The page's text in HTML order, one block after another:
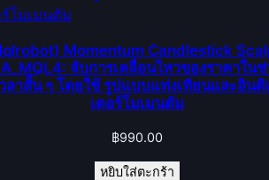
Momentum Candlestick
จับการเคลื่อนไหวของราคาในช่
ลาสั้น ๆ โดยใช้ รูปแบบแท่งเทียนและอินดิ
เตอร์โมเมนตัม
฿990.00
หยิบใส่ตะกร้า